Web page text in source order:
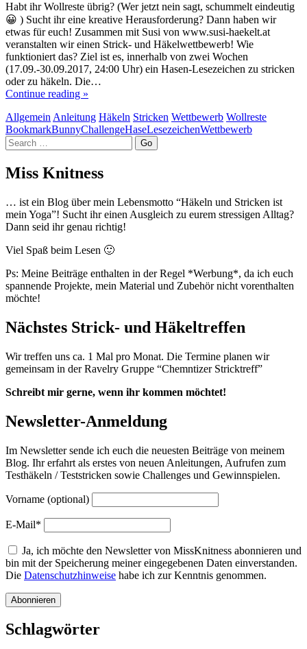
Habt ihr Wollreste übrig? (Wer jetzt nein sagt, schummelt eindeutig
😀 ) Sucht ihr eine kreative Herausforderung? Dann haben wir
etwas für euch! Zusammen mit Susi von www.susi-haekelt.at
veranstalten wir einen Strick- und Häkelwettbewerb! Wie
funktioniert das? Ziel ist es, innerhalb von zwei Wochen
(17.09.-30.09.2017, 24:00 Uhr) ein Hasen-Lesezeichen zu stricken
oder zu häkeln. Die…
Continue reading »
Allgemein Anleitung Häkeln Stricken Wettbewerb Wollreste
BookmarkBunnyChallengeHaseLesezeichenWettbewerb
Search
Miss Knitness
… ist ein Blog über mein Lebensmotto “Häkeln und Stricken ist
mein Yoga”! Sucht ihr einen Ausgleich zu eurem stressigen Alltag?
Dann seid ihr genau richtig!
Viel Spaß beim Lesen 🙂
Ps: Meine Beiträge enthalten in der Regel *Werbung*, da ich euch
spannende Projekte, mein Material und Zubehör nicht vorenthalten
möchte!
Nächstes Strick- und Häkeltreffen
Wir treffen uns ca. 1 Mal pro Monat. Die Termine planen wir
gemeinsam in der Ravelry Gruppe “Chemntizer Stricktreff”
Schreibt mir gerne, wenn ihr kommen möchtet!
Newsletter-Anmeldung
Im Newsletter sende ich euch die neuesten Beiträge von meinem
Blog. Ihr erfahrt als erstes von neuen Anleitungen, Aufrufen zum
Testhäkeln / Teststricken sowie Challenges und Gewinnspielen.
Vorname (optional)
E-Mail*
Ja, ich möchte den Newsletter von MissKnitness abonnieren und
bin mit der Speicherung meiner eingegebenen Daten einverstanden.
Die Datenschutzhinweise habe ich zur Kenntnis genommen.
Schlagwörter